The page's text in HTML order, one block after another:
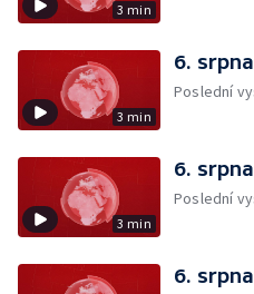
3 min
3 min
6.
Poslední
3 min
6.
Poslední
6.